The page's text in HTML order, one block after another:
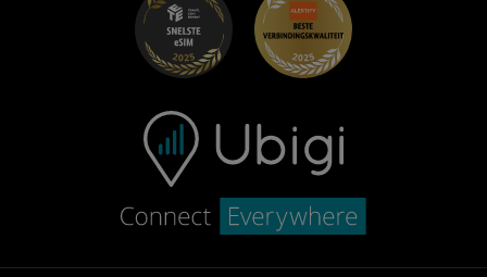
Neem contact op met ondersteuning